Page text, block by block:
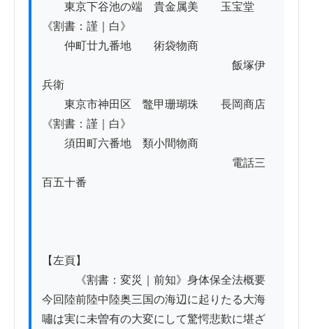
東京下谷池の端　貴金属美　　玉宝堂
《割書：謹｜白》
仲町廿九番地　　術袋物商
飯塚伊
兵衛
東京市神田区　鼈甲珊瑚珠　　長岡商店
《割書：謹｜白》
須田町六番地　類小間物商
電話三
百五十番
【左頁】
《割書：変災｜前知》身体保全法概要
今回陸前陸中陸奥三国の海辺に起りたる大海
嘯は実に未曽有の大変にして驚愕悲歎に堪ざ